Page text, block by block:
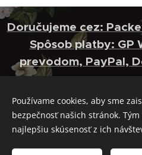
Doručujeme cez:
Spôsob platby: GP
prevodom, PayPal,
E-mail:
Ochrana
Používame cookies, aby sme
bezpečnosť našich stránok.
najlepšiu skúsenosť z ich